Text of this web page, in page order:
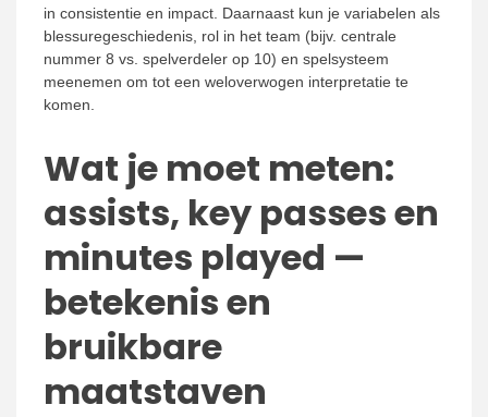
in consistentie en impact. Daarnaast kun je variabelen als
blessuregeschiedenis, rol in het team (bijv. centrale
nummer 8 vs. spelverdeler op 10) en spelsysteem
meenemen om tot een weloverwogen interpretatie te
komen.
Wat je moet meten:
assists, key passes en
minutes played —
betekenis en
bruikbare
maatstaven